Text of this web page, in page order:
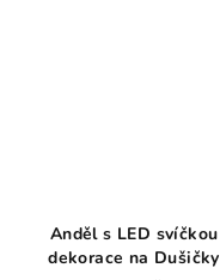
Anděl s LED svíčkou
dekorace na Dušičky